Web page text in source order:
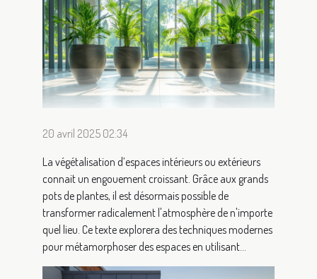
20 avril 2025 02:34
La végétalisation d’espaces intérieurs ou extérieurs
connait un engouement croissant. Grâce aux grands
pots de plantes, il est désormais possible de
transformer radicalement l'atmosphère de n'importe
quel lieu. Ce texte explorera des techniques modernes
pour métamorphoser des espaces en utilisant...